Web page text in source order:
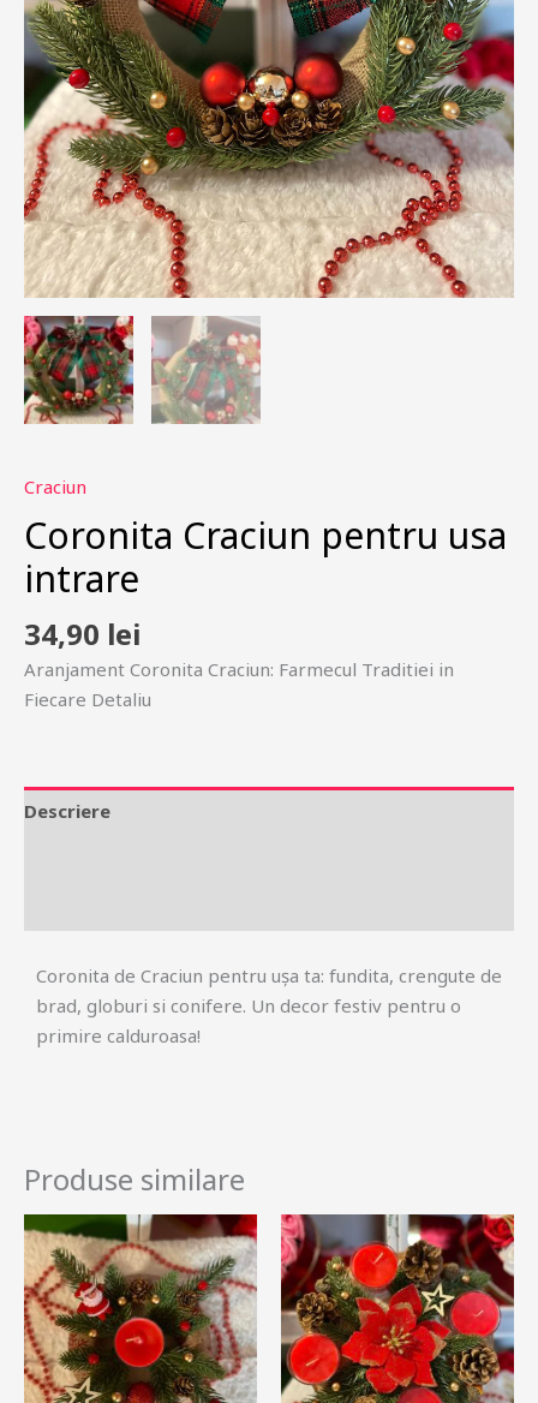
Craciun
Coronita Craciun pentru usa
intrare
34,90 lei
Aranjament Coronita Craciun: Farmecul Traditiei in
Fiecare Detaliu
Descriere
Coronita de Craciun pentru ușa ta: fundita, crengute de
brad, globuri si conifere. Un decor festiv pentru o
primire calduroasa!
Produse similare